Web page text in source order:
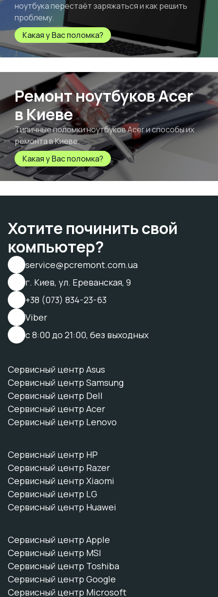
ноутбука перестаёт заряжаться и как решить
проблему.
Какая у Вас поломка?
Ремонт ноутбуков Acer
в Киеве
Типичные поломки ноутбуков Acer и способы их
ремонта в Киеве.
Какая у Вас поломка?
Хотите починить свой
компьютер?
service@pcremont.com.ua
г. Киев, ул. Ереванская, 9
+38 (073) 834-23-63
Viber
с 8:00 до 21:00, без выходных
Сервисный центр Asus
Сервисный центр Samsung
Сервисный центр Dell
Сервисный центр Acer
Сервисный центр Lenovo
Сервисный центр HP
Сервисный центр Razer
Сервисный центр Xiaomi
Сервисный центр LG
Сервисный центр Huawei
Сервисный центр Apple
Сервисный центр MSI
Сервисный центр Toshiba
Сервисный центр Google
Сервисный центр Microsoft